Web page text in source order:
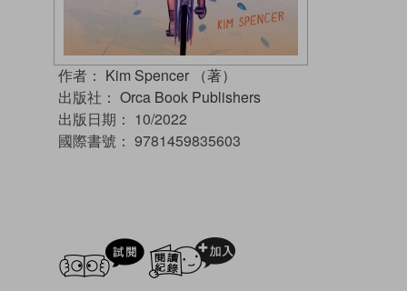
作者： Kim Spencer （著）
出版社： Orca Book Publishers
出版日期： 10/2022
國際書號： 9781459835603
試閲